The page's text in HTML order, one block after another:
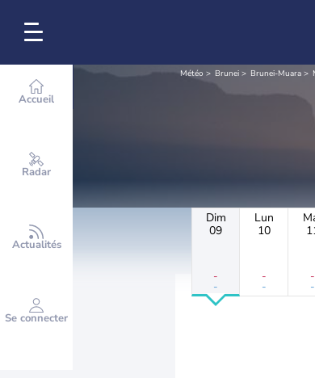
Accueil
Radar
Actualités
Se connecter
Météo Brunei Brunei-Muara
Dim
09
-
-
Lun
10
-
-
-
-